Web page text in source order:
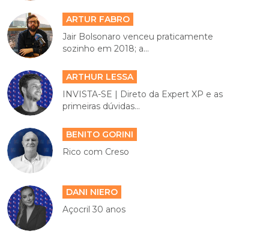
ARTUR FABRO
Jair Bolsonaro venceu praticamente
sozinho em 2018; a...
ARTHUR LESSA
INVISTA-SE | Direto da Expert XP e as
primeiras dúvidas...
BENITO GORINI
Rico com Creso
DANI NIERO
Açocril 30 anos